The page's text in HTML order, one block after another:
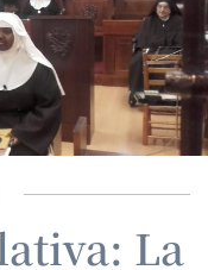
La